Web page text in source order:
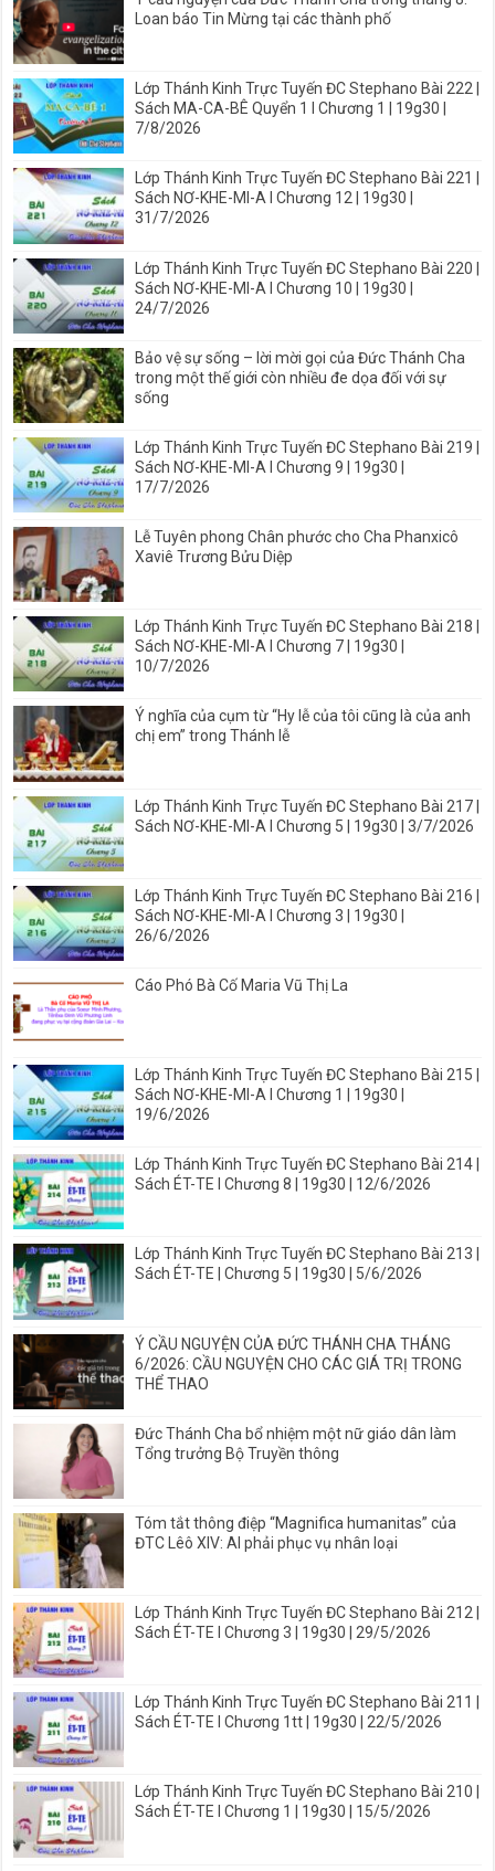
Loan báo Tin Mừng tại các thành phố
Lớp Thánh Kinh Trực Tuyến ĐC Stephano Bài 222 |
Sách MA-CA-BÊ Quyển 1 I Chương 1 | 19g30 |
7/8/2026
Lớp Thánh Kinh Trực Tuyến ĐC Stephano Bài 221 |
Sách NƠ-KHE-MI-A I Chương 12 | 19g30 |
31/7/2026
Lớp Thánh Kinh Trực Tuyến ĐC Stephano Bài 220 |
Sách NƠ-KHE-MI-A I Chương 10 | 19g30 |
24/7/2026
Bảo vệ sự sống – lời mời gọi của Đức Thánh Cha
trong một thế giới còn nhiều đe dọa đối với sự
sống
Lớp Thánh Kinh Trực Tuyến ĐC Stephano Bài 219 |
Sách NƠ-KHE-MI-A I Chương 9 | 19g30 |
17/7/2026
Lễ Tuyên phong Chân phước cho Cha Phanxicô
Xaviê Trương Bửu Diệp
Lớp Thánh Kinh Trực Tuyến ĐC Stephano Bài 218 |
Sách NƠ-KHE-MI-A I Chương 7 | 19g30 |
10/7/2026
Ý nghĩa của cụm từ “Hy lễ của tôi cũng là của anh
chị em” trong Thánh lễ
Lớp Thánh Kinh Trực Tuyến ĐC Stephano Bài 217 |
Sách NƠ-KHE-MI-A I Chương 5 | 19g30 | 3/7/2026
Lớp Thánh Kinh Trực Tuyến ĐC Stephano Bài 216 |
Sách NƠ-KHE-MI-A I Chương 3 | 19g30 |
26/6/2026
Cáo Phó Bà Cố Maria Vũ Thị La
Lớp Thánh Kinh Trực Tuyến ĐC Stephano Bài 215 |
Sách NƠ-KHE-MI-A I Chương 1 | 19g30 |
19/6/2026
Lớp Thánh Kinh Trực Tuyến ĐC Stephano Bài 214 |
Sách ÉT-TE I Chương 8 | 19g30 | 12/6/2026
Lớp Thánh Kinh Trực Tuyến ĐC Stephano Bài 213 |
Sách ÉT-TE | Chương 5 | 19g30 | 5/6/2026
Ý CẦU NGUYỆN CỦA ĐỨC THÁNH CHA THÁNG
6/2026: CẦU NGUYỆN CHO CÁC GIÁ TRỊ TRONG
THỂ THAO
Đức Thánh Cha bổ nhiệm một nữ giáo dân làm
Tổng trưởng Bộ Truyền thông
Tóm tắt thông điệp “Magnifica humanitas” của
ĐTC Lêô XIV: AI phải phục vụ nhân loại
Lớp Thánh Kinh Trực Tuyến ĐC Stephano Bài 212 |
Sách ÉT-TE I Chương 3 | 19g30 | 29/5/2026
Lớp Thánh Kinh Trực Tuyến ĐC Stephano Bài 211 |
Sách ÉT-TE I Chương 1tt | 19g30 | 22/5/2026
Lớp Thánh Kinh Trực Tuyến ĐC Stephano Bài 210 |
Sách ÉT-TE I Chương 1 | 19g30 | 15/5/2026